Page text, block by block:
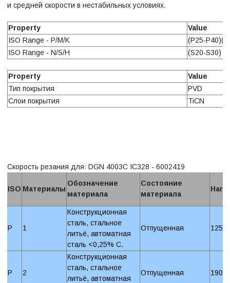
и средней скорости в нестабильных условиях.
Property
Value
ISO Range - P/M/K
(P25-
ISO Range - N/S/H
(S20-S30)
Property
Value
Тип покрытия
PVD
Слои покрытия
TiCN
Скорость резания для: DGN 4003C IC328 - 6002419
ISO Материалы
Обозначение
материала
Состояние
материала
P 1
Конструкционная
сталь, стальное
литьё, автоматная
сталь <0,25% C.
Отпущенная 125
P 2
Конструкционная
сталь, стальное
литьё, автоматная
Отпущенная 190